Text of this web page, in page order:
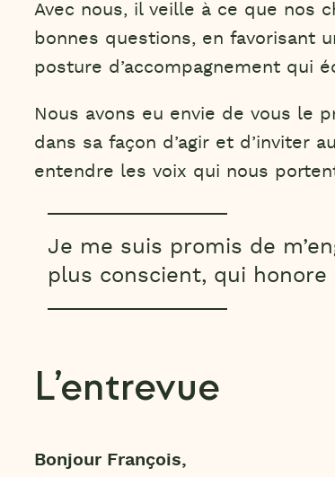
Avec nous, il veille à ce que nos
bonnes questions, en favorisant
posture d’accompagnement qui
Nous avons eu envie de vous le
dans sa façon d’agir et d’inviter
entendre les voix qui nous
Je me suis promis de
plus conscient, qui
L’entrevue
Bonjour François,